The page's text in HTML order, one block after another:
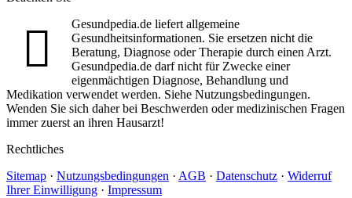
Gesundpedia.de liefert allgemeine
Gesundheitsinformationen. Sie ersetzen nicht die
Beratung, Diagnose oder Therapie durch einen Arzt.
Gesundpedia.de darf nicht für Zwecke einer
eigenmächtigen Diagnose, Behandlung und
Medikation verwendet werden. Siehe Nutzungsbedingungen.
Wenden Sie sich daher bei Beschwerden oder medizinischen Fragen
immer zuerst an ihren Hausarzt!
Rechtliches
Sitemap · Nutzungsbedingungen · AGB · Datenschutz · Widerruf
Ihrer Einwilligung · Impressum